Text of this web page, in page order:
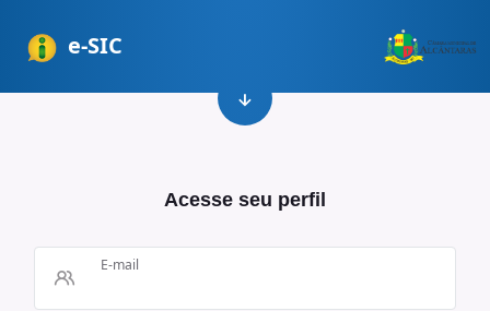
e-SIC
Acesse seu perfil
E-mail